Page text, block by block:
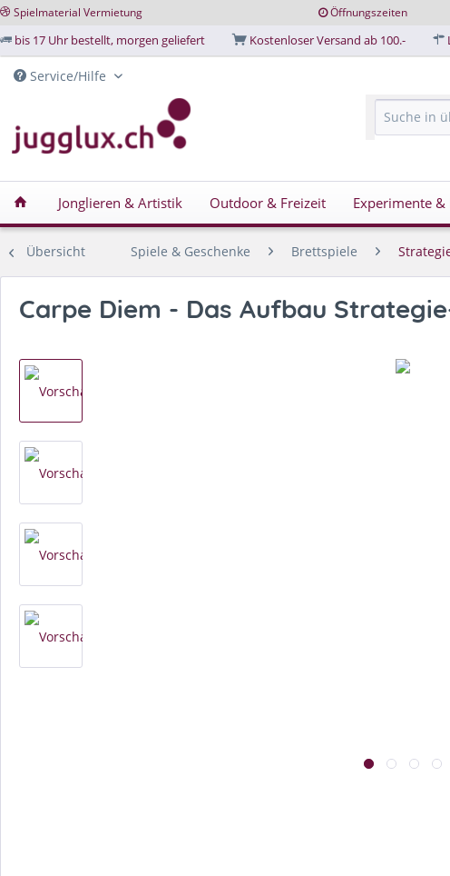
Spielmaterial Vermietung Öffnungszeiten
bis 17 Uhr bestellt, morgen geliefert Kostenloser Versand ab 100.-
Service/Hilfe
Jonglieren & Artistik Outdoor & Freizeit Experimente &
Übersicht Spiele & Geschenke Brettspiele
Carpe Diem - Das Aufbau